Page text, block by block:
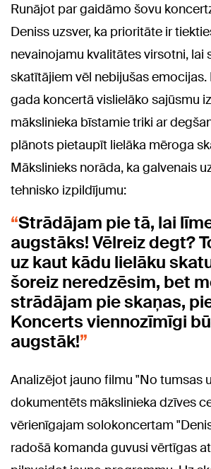
Runājot par gaidāmo šovu
Deniss uzsver, ka prioritāte ir
nevainojamu kvalitātes virsotni, lai
skatītājiem vēl nebijušas emocijas.
gada koncertā vislielāko sajūsmu
mākslinieka bīstamie triki ar
plānots pietaupīt lielāka mēroga
Mākslinieks norāda, ka galvenais
tehnisko izpildījumu:
Strādājam pie tā, lai
augstāks! Vēlreiz degt?
uz kaut kādu lielāku
šoreiz neredzēsim, bet
strādājam pie skaņas,
Koncerts viennozīmīgi
augstāk!
Analizējot jauno filmu "No tumsas
dokumentēts mākslinieka dzīves
vērienīgajam solokoncertam
radošā komanda guvusi vērtīgas